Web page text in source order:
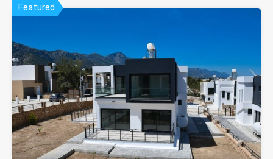
Featured